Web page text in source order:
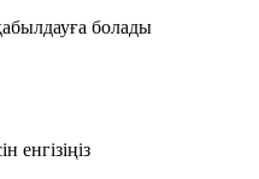
болады
енгізіңіз